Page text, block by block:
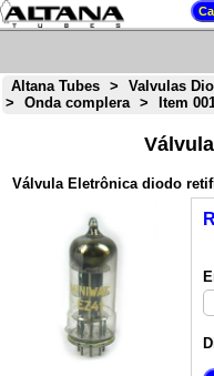
Altana Tubes > Valvulas
>
Onda complera > Item
Válvula Eletrônica diodo